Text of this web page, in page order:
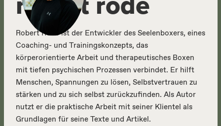
Robert Rode ist der Entwickler des Seelenboxers, eines
Coaching- und Trainingskonzepts, das
körperorientierte Arbeit und therapeutisches Boxen
mit tiefen psychischen Prozessen verbindet. Er hilft
Menschen, Spannungen zu lösen, Selbstvertrauen zu
stärken und zu sich selbst zurückzufinden. Als Autor
nutzt er die praktische Arbeit mit seiner Klientel als
Grundlagen für seine Texte und Artikel.